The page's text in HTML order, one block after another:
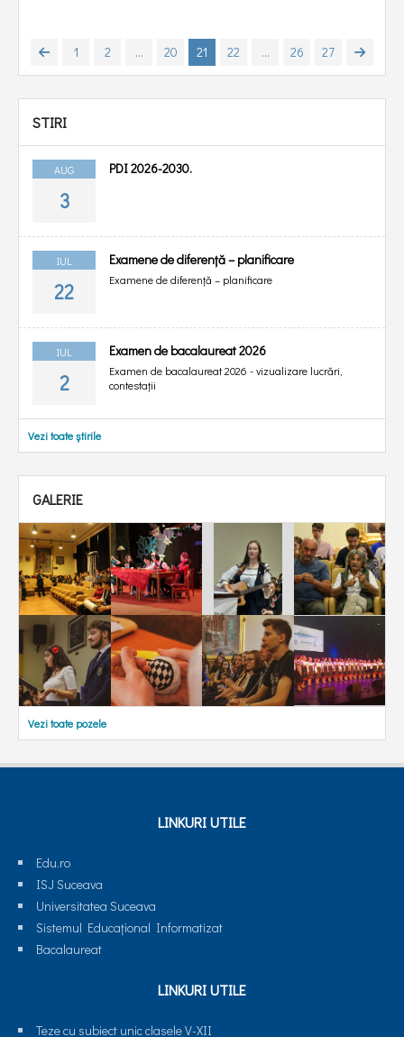
1 2 ... 20 21 22 ... 26 27
STIRI
AUG
3
PDI 2026-2030.
IUL
22
Examene de diferență – planificare
Examene de diferență – planificare
IUL
2
Examen de bacalaureat 2026
Examen de bacalaureat 2026 - vizualizare lucrări,
contestații
Vezi toate știrile
GALERIE
Vezi toate pozele
LINKURI UTILE
Edu.ro
ISJ Suceava
Universitatea Suceava
Sistemul Educaţional Informatizat
Bacalaureat
LINKURI UTILE
Teze cu subiect unic clasele V-XII